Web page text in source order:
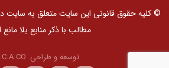
© کلیه حقوق قانونی این سایت متعلق به سایت
مطالب با ذکر منابع بلا
توسعه و طراحی: CO